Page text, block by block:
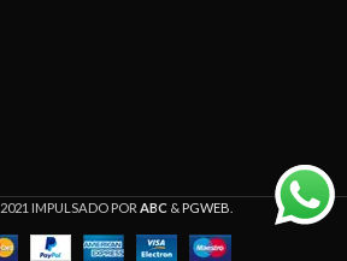
2021 IMPULSADO POR ABC &PGWEB